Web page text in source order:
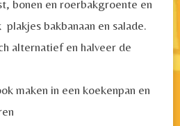
bonen en roerbakgroente en
bakbanaan en salade.
alternatief en halveer de
maken in een koekenpan en